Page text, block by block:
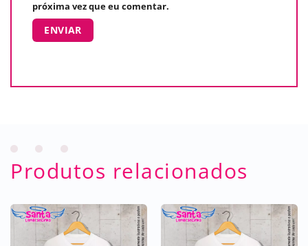
próxima vez que eu comentar.
Produtos relacionados